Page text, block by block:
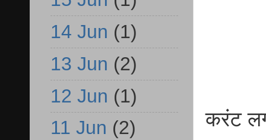
करंट
14 Jun (1)
13 Jun (2)
12 Jun (1)
11 Jun (2)